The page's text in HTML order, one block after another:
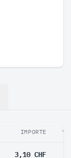
IMPORTE
3,10 CHF